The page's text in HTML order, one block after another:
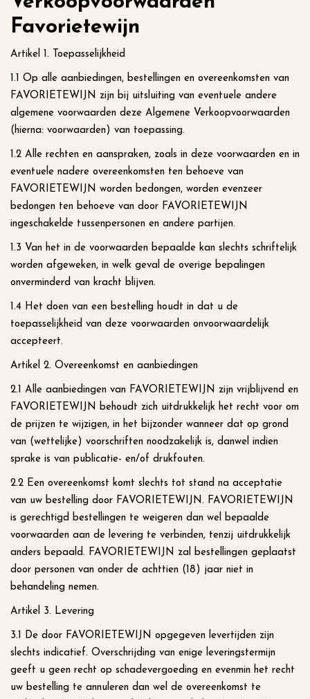
inhoud
Favorietewijn
Artikel 1. Toepasselijkheid
1.1 Op alle aanbiedingen, bestellingen en overeenkomsten van
FAVORIETEWIJN zijn bij uitsluiting van eventuele andere
algemene voorwaarden deze Algemene Verkoopvoorwaarden
(hierna: voorwaarden) van toepassing.
1.2 Alle rechten en aanspraken, zoals in deze voorwaarden en in
eventuele nadere overeenkomsten ten behoeve van
FAVORIETEWIJN worden bedongen, worden evenzeer
bedongen ten behoeve van door FAVORIETEWIJN
ingeschakelde tussenpersonen en andere partijen.
1.3 Van het in de voorwaarden bepaalde kan slechts schriftelijk
worden afgeweken, in welk geval de overige bepalingen
onverminderd van kracht blijven.
1.4 Het doen van een bestelling houdt in dat u de
toepasselijkheid van deze voorwaarden onvoorwaardelijk
accepteert.
Artikel 2. Overeenkomst en aanbiedingen
2.1 Alle aanbiedingen van FAVORIETEWIJN zijn vrijblijvend en
FAVORIETEWIJN behoudt zich uitdrukkelijk het recht voor om
de prijzen te wijzigen, in het bijzonder wanneer dat op grond
van (wettelijke) voorschriften noodzakelijk is, danwel indien
sprake is van publicatie- en/of drukfouten.
2.2 Een overeenkomst komt slechts tot stand na acceptatie
van uw bestelling door FAVORIETEWIJN. FAVORIETEWIJN
is gerechtigd bestellingen te weigeren dan wel bepaalde
voorwaarden aan de levering te verbinden, tenzij uitdrukkelijk
anders bepaald. FAVORIETEWIJN zal bestellingen geplaatst
door personen van onder de achttien (18) jaar niet in
behandeling nemen.
Artikel 3. Levering
3.1 De door FAVORIETEWIJN opgegeven levertijden zijn
slechts indicatief. Overschrijding van enige leveringstermijn
geeft u geen recht op schadevergoeding en evenmin het recht
uw bestelling te annuleren dan wel de overeenkomst te